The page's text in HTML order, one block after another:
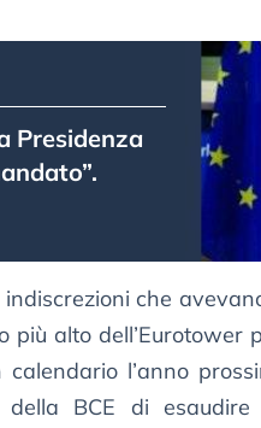
Presidenza
che
alto dell’Eurotower
l’anno
della BCE di